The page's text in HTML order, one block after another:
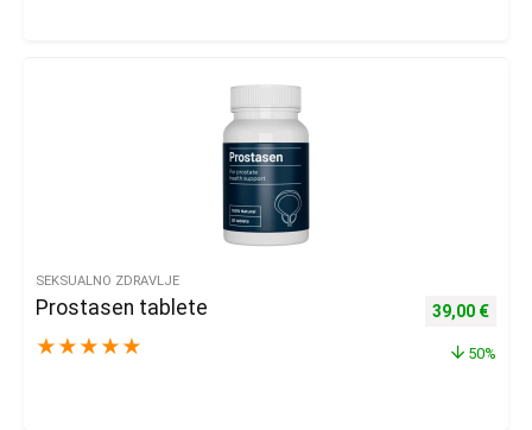
SEKSUALNO ZDRAVLJE
Prostasen tablete
★ ★ ★ ★ ★
Izvorna
39,00 €
50%